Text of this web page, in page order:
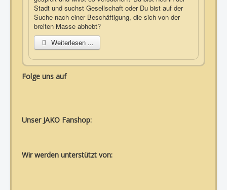
Stadt und suchst Gesellschaft oder Du bist auf der
Suche nach einer Beschäftigung, die sich von der
breiten Masse abhebt?
Weiterlesen ...
Folge uns auf
Unser JAKO Fanshop:
Wir werden unterstützt von: